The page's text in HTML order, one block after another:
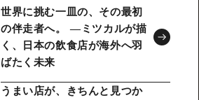
世界に挑む一皿の、その最初
の伴走者へ。 ―ミツカルが描
く、日本の飲食店が海外へ羽
ばたく未来
うまい店が、きちんと見つか